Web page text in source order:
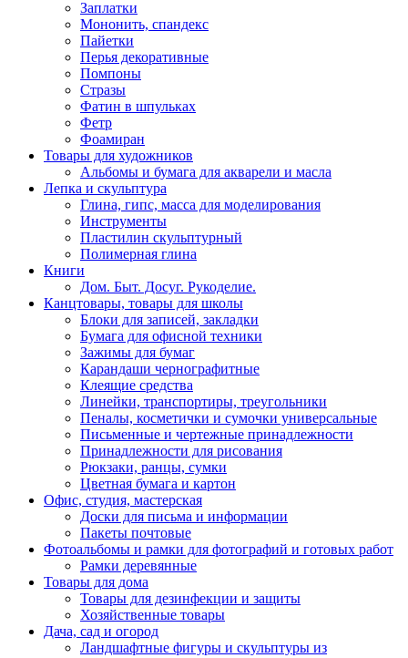
Заплатки
Мононить, спандекс
Пайетки
Перья декоративные
Помпоны
Стразы
Фатин в шпульках
Фетр
Фоамиран
Товары для художников
Альбомы и бумага для акварели и масла
Лепка и скульптура
Глина, гипс, масса для моделирования
Инструменты
Пластилин скульптурный
Полимерная глина
Книги
Дом. Быт. Досуг. Рукоделие.
Канцтовары, товары для школы
Блоки для записей, закладки
Бумага для офисной техники
Зажимы для бумаг
Карандаши чернографитные
Клеящие средства
Линейки, транспортиры, треугольники
Пеналы, косметички и сумочки универсальные
Письменные и чертежные принадлежности
Принадлежности для рисования
Рюкзаки, ранцы, сумки
Цветная бумага и картон
Офис, студия, мастерская
Доски для письма и информации
Пакеты почтовые
Фотоальбомы и рамки для фотографий и готовых работ
Рамки деревянные
Товары для дома
Товары для дезинфекции и защиты
Хозяйственные товары
Дача, сад и огород
Ландшафтные фигуры и скульптуры из